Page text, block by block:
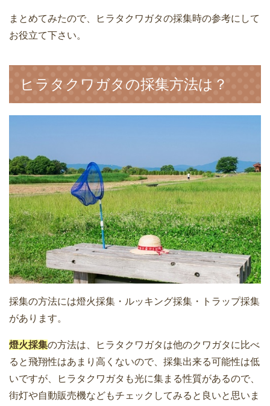
まとめてみたので、ヒラタクワガタの採集時の参考にして
お役立て下さい。
ヒラタクワガタの採集方法は？
採集の方法には燈火採集・ルッキング採集・トラップ採集
があります。
燈火採集の方法は、ヒラタクワガタは他のクワガタに比べ
ると飛翔性はあまり高くないので、採集出来る可能性は低
いですが、ヒラタクワガタも光に集まる性質があるので、
街灯や自動販売機などもチェックしてみると良いと思いま